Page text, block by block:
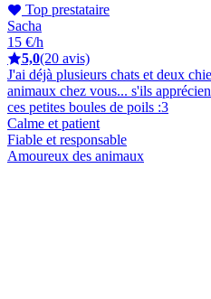
Top prestataire
Sacha
15 €/h
5,0(20 avis)
J'ai déjà plusieurs chats et deux
animaux chez vous... s'ils
ces petites boules de poils :3
Calme et patient
Fiable et responsable
Amoureux des animaux